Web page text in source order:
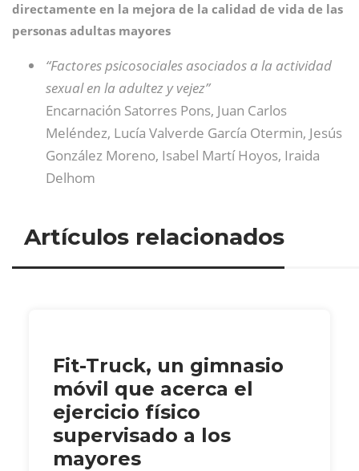
directamente en la mejora de la calidad de vida de las
personas adultas mayores
“Factores psicosociales asociados a la actividad
sexual en la adultez y vejez”
Encarnación Satorres Pons, Juan Carlos
Meléndez, Lucía Valverde García Otermin, Jesús
González Moreno, Isabel Martí Hoyos, Iraida
Delhom
Artículos relacionados
Fit-Truck, un gimnasio
móvil que acerca el
ejercicio físico
supervisado a los
mayores